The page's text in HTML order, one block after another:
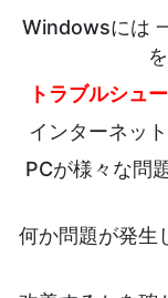
Windowsには
トラブルシュ
インターネッ
PCが様々な問
何か問題が発生